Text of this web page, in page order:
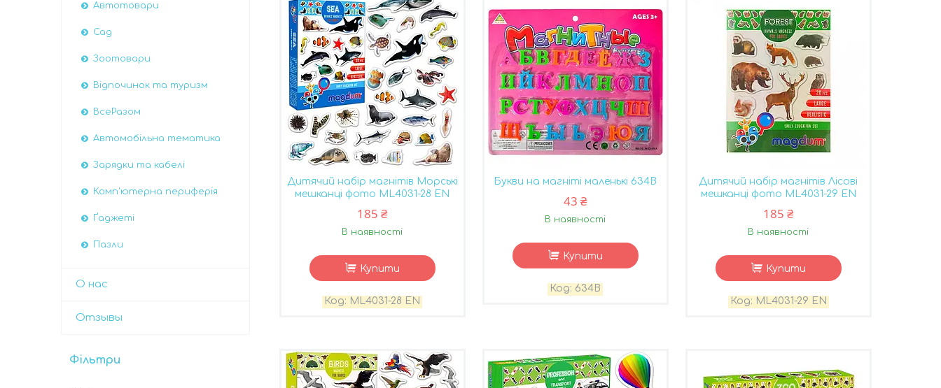
Дитячий набір магнітів Морські
мешканці фото ML4031-28 EN
185 ₴
В наявності
Купити
ML4031-28 EN
Букви на магніті маленькі 634B
43 ₴
В наявності
Купити
634B
Дитячий набір магнітів Лісові
мешканці фото ML4031-29 EN
185 ₴
В наявності
Купити
ML4031-29 EN
Автотовари
Сад
Зоотовари
Відпочинок та туризм
ВсеРазом
Автомобiльна тематика
Зарядки та кабелі
Комп'ютерна периферія
Ґаджеті
Пазли
О нас
Отзывы
Фільтри